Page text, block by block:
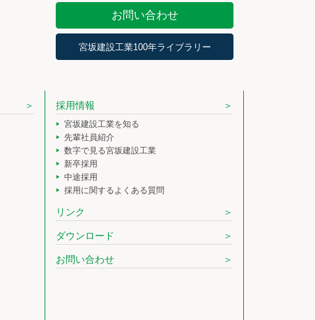
お問い合わせ
宮坂建設工業100年ライブラリー
採用情報
宮坂建設工業を知る
先輩社員紹介
数字で見る宮坂建設工業
新卒採用
中途採用
採用に関するよくある質問
リンク
ダウンロード
お問い合わせ